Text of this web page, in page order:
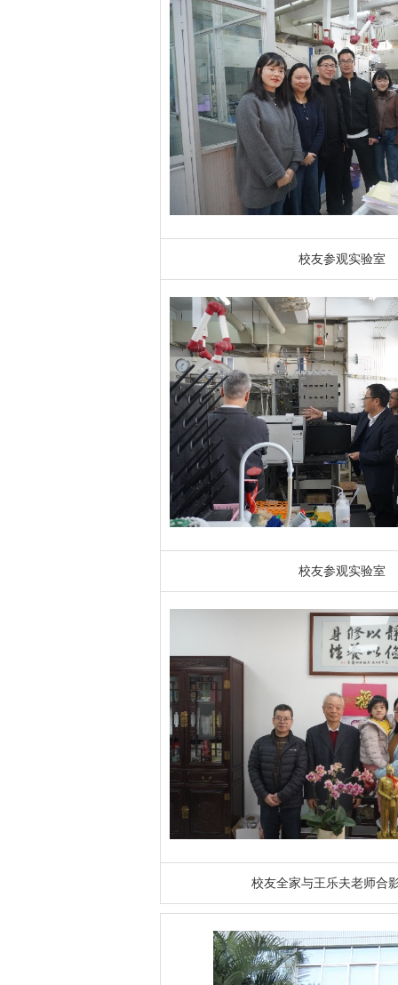
校友参观实验室
校友参观实验室
校友全家与王乐夫老师合